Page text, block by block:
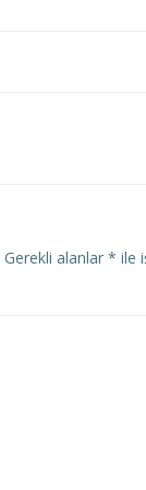
Gerekli alanlar * ile